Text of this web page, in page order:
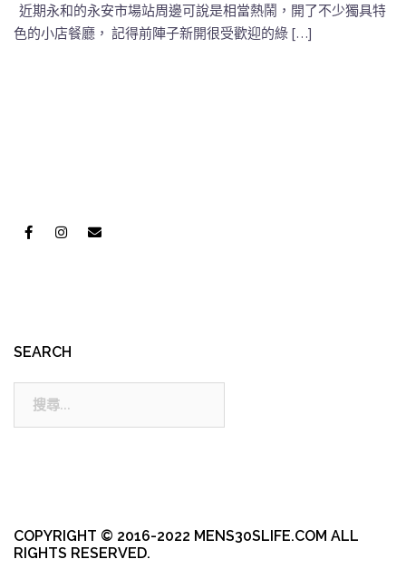
近期永和的永安市場站周邊可說是相當熱鬧，開了不少獨具特
色的小店餐廳， 記得前陣子新開很受歡迎的綠 […]
SEARCH
COPYRIGHT © 2016-2022 MENS30SLIFE.COM ALL
RIGHTS RESERVED.